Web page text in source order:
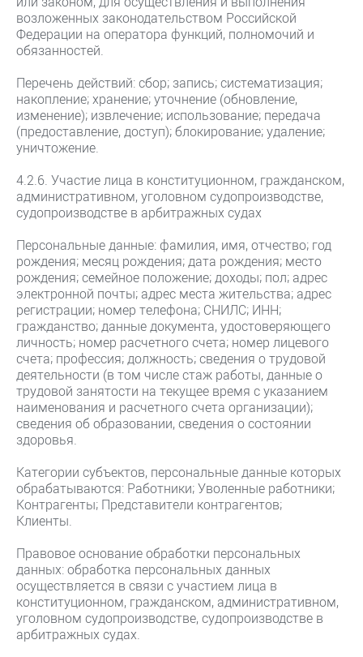
возложенных законодательством Российской
Федерации на оператора функций, полномочий и
обязанностей.
Перечень действий: сбор; запись; систематизация;
накопление; хранение; уточнение (обновление,
изменение); извлечение; использование; передача
(предоставление, доступ); блокирование; удаление;
уничтожение.
4.2.6. Участие лица в конституционном, гражданском,
административном, уголовном судопроизводстве,
судопроизводстве в арбитражных судах
Персональные данные: фамилия, имя, отчество; год
рождения; месяц рождения; дата рождения; место
рождения; семейное положение; доходы; пол; адрес
электронной почты; адрес места жительства; адрес
регистрации; номер телефона; СНИЛС; ИНН;
гражданство; данные документа, удостоверяющего
личность; номер расчетного счета; номер лицевого
счета; профессия; должность; сведения о трудовой
деятельности (в том числе стаж работы, данные о
трудовой занятости на текущее время с указанием
наименования и расчетного счета организации);
сведения об образовании, сведения о состоянии
здоровья.
Категории субъектов, персональные данные которых
обрабатываются: Работники; Уволенные работники;
Контрагенты; Представители контрагентов;
Клиенты.
Правовое основание обработки персональных
данных: обработка персональных данных
осуществляется в связи с участием лица в
конституционном, гражданском, административном,
уголовном судопроизводстве, судопроизводстве в
арбитражных судах.